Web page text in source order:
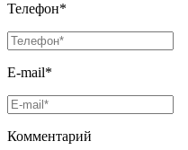
Телефон*
E-mail*
Комментарий